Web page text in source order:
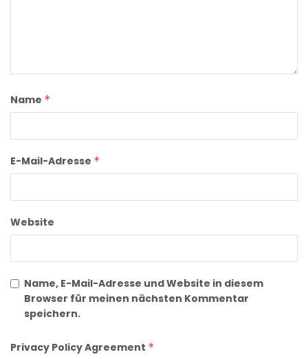
Name *
E-Mail-Adresse *
Website
Name, E-Mail-Adresse und Website in diesem
Browser für meinen nächsten Kommentar
speichern.
Privacy Policy Agreement *